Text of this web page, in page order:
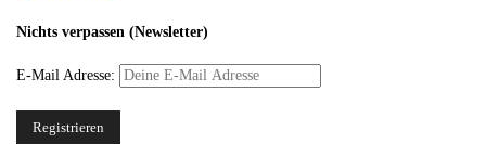
Nichts verpassen (Newsletter)
E-Mail Adresse: